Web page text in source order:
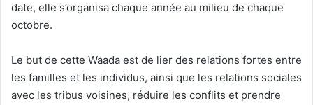
date, elle s’organisa chaque année au milieu de chaque
octobre.
Le but de cette Waada est de lier des relations fortes entre
les familles et les individus, ainsi que les relations sociales
avec les tribus voisines, réduire les conflits et prendre